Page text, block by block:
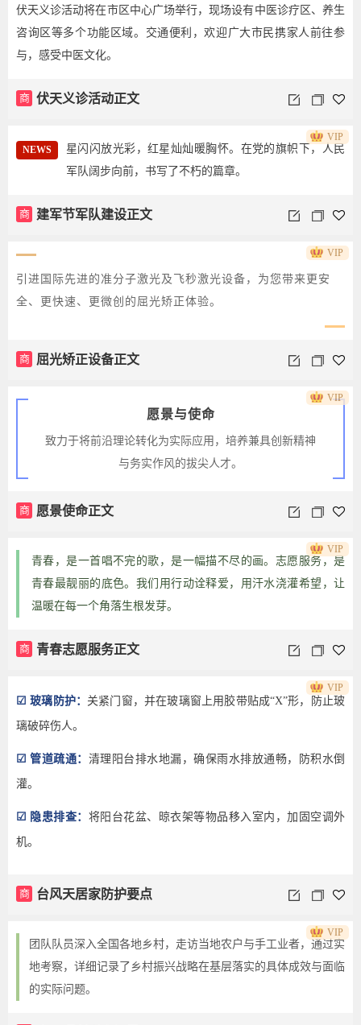
伏天义诊活动将在市区中心广场举行，现场设有中医诊疗区、养生
咨询区等多个功能区域。交通便利，欢迎广大市民携家人前往参
与，感受中医文化。
商 伏天义诊活动正文
NEWS
星闪闪放光彩，红星灿灿暖胸怀。在党的旗帜下，人民
军队阔步向前，书写了不朽的篇章。
商 建军节军队建设正文
VIP
引进国际先进的准分子激光及飞秒激光设备，为您带来更安
全、更快速、更微创的屈光矫正体验。
商 屈光矫正设备正文
VIP
愿景与使命
致力于将前沿理论转化为实际应用，培养兼具创新精神
与务实作风的拔尖人才。
商 愿景使命正文
VIP
青春，是一首唱不完的歌，是一幅描不尽的画。志愿服务，是
青春最靓丽的底色。我们用行动诠释爱，用汗水浇灌希望，让
温暖在每一个角落生根发芽。
商 青春志愿服务正文
VIP
☑ 玻璃防护： 关紧门窗，并在玻璃窗上用胶带贴成“X”形，防止玻
璃破碎伤人。
☑ 管道疏通： 清理阳台排水地漏，确保雨水排放通畅，防积水倒
灌。
☑ 隐患排查： 将阳台花盆、晾衣架等物品移入室内，加固空调外
机。
商 台风天居家防护要点
VIP
团队队员深入全国各地乡村，走访当地农户与手工业者，通过实
地考察，详细记录了乡村振兴战略在基层落实的具体成效与面临
的实际问题。
VIP